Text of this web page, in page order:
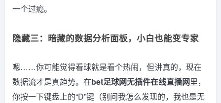
一个过瘾。
隐藏三：暗藏的数据分析面板，小白也能变专家
嗯……你可能觉得看球就是看个热闹，但讲真的，现在
数据流才是真趋势。在bet足球网无插件在线直播网里，
你按一下键盘上的“D”键（别问我怎么发现的，我也是无